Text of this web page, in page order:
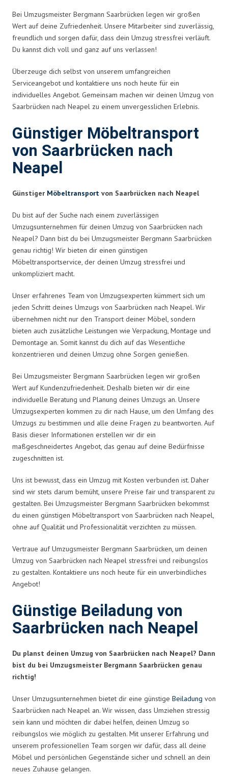
Bei Umzugsmeister Bergmann Saarbrücken legen wir großen
Wert auf deine Zufriedenheit. Unsere Mitarbeiter sind zuverlässig,
freundlich und sorgen dafür, dass dein Umzug stressfrei verläuft.
Du kannst dich voll und ganz auf uns verlassen!
Überzeuge dich selbst von unserem umfangreichen
Serviceangebot und kontaktiere uns noch heute für ein
individuelles Angebot. Gemeinsam machen wir deinen Umzug von
Saarbrücken nach Neapel zu einem unvergesslichen Erlebnis.
Günstiger Möbeltransport
von Saarbrücken nach
Neapel
Günstiger Möbeltransport von Saarbrücken nach Neapel
Du bist auf der Suche nach einem zuverlässigen
Umzugsunternehmen für deinen Umzug von Saarbrücken nach
Neapel? Dann bist du bei Umzugsmeister Bergmann Saarbrücken
genau richtig! Wir bieten dir einen günstigen
Möbeltransportservice, der deinen Umzug stressfrei und
unkompliziert macht.
Unser erfahrenes Team von Umzugsexperten kümmert sich um
jeden Schritt deines Umzugs von Saarbrücken nach Neapel. Wir
übernehmen nicht nur den Transport deiner Möbel, sondern
bieten auch zusätzliche Leistungen wie Verpackung, Montage und
Demontage an. Somit kannst du dich auf das Wesentliche
konzentrieren und deinen Umzug ohne Sorgen genießen.
Bei Umzugsmeister Bergmann Saarbrücken legen wir großen
Wert auf Kundenzufriedenheit. Deshalb bieten wir dir eine
individuelle Beratung und Planung deines Umzugs an. Unsere
Umzugsexperten kommen zu dir nach Hause, um den Umfang des
Umzugs zu bestimmen und alle deine Fragen zu beantworten. Auf
Basis dieser Informationen erstellen wir dir ein
maßgeschneidertes Angebot, das genau auf deine Bedürfnisse
zugeschnitten ist.
Uns ist bewusst, dass ein Umzug mit Kosten verbunden ist. Daher
sind wir stets darum bemüht, unsere Preise fair und transparent zu
gestalten. Bei Umzugsmeister Bergmann Saarbrücken bekommst
du einen günstigen Möbeltransport von Saarbrücken nach Neapel,
ohne auf Qualität und Professionalität verzichten zu müssen.
Vertraue auf Umzugsmeister Bergmann Saarbrücken, um deinen
Umzug von Saarbrücken nach Neapel stressfrei und reibungslos
zu gestalten. Kontaktiere uns noch heute für ein unverbindliches
Angebot!
Günstige Beiladung von
Saarbrücken nach Neapel
Du planst deinen Umzug von Saarbrücken nach Neapel? Dann
bist du bei Umzugsmeister Bergmann Saarbrücken genau
richtig!
Unser Umzugsunternehmen bietet dir eine günstige Beiladung von
Saarbrücken nach Neapel an. Wir wissen, dass Umziehen stressig
sein kann und möchten dir dabei helfen, deinen Umzug so
reibungslos wie möglich zu gestalten. Mit unserer Erfahrung und
unserem professionellen Team sorgen wir dafür, dass all deine
Möbel und persönlichen Gegenstände sicher und schnell an dein
neues Zuhause gelangen.